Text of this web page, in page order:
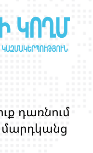
ք դառնոմ
մարդկանց